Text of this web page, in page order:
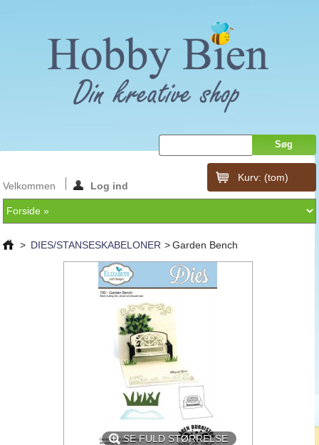
Kurv: (tom)
Velkommen Log ind
> DIES/STANSESKABELONER > Garden Bench
SE FULD STØRRELSE